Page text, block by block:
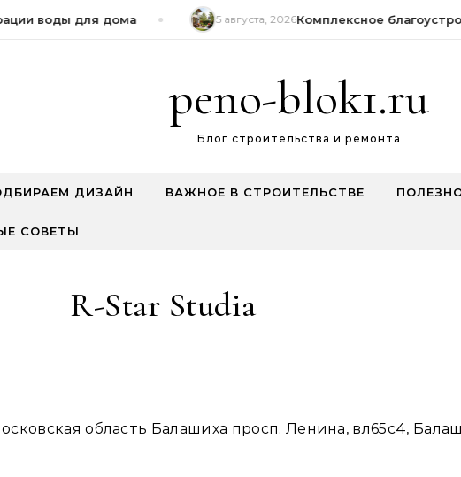
воды для дома 5 августа, 2026Комплексное
peno-blok1.ru
Блог строительства и ремонта
ДИЗАЙН ВАЖНОЕ В СТРОИТЕЛЬСТВЕ
СОВЕТЫ
R-Star Studia
область Балашиха просп. Ленина, вл65с4,